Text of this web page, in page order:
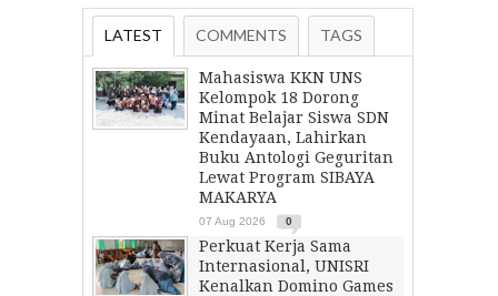
LATEST COMMENTS TAGS
Mahasiswa KKN UNS
Kelompok 18 Dorong
Minat Belajar Siswa SDN
Kendayaan, Lahirkan
Buku Antologi Geguritan
Lewat Program SIBAYA
MAKARYA
07 Aug 2026 0
Perkuat Kerja Sama
Internasional, UNISRI
Kenalkan Domino Games